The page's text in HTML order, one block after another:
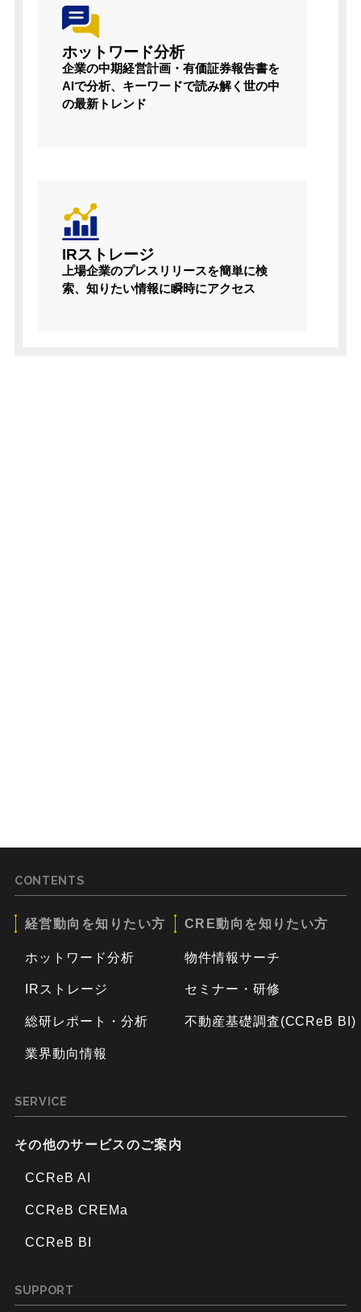
ホットワード分析
企業の中期経営計画・有価証券報告書を
AIで分析、キーワードで読み解く世の中
の最新トレンド
IRストレージ
上場企業のプレスリリースを簡単に検
索、知りたい情報に瞬時にアクセス
CONTENTS
経営動向を知りたい方
ホットワード分析
IRストレージ
総研レポート・分析
業界動向情報
CRE動向を知りたい方
物件情報サーチ
セミナー・研修
不動産基礎調査(CCReB BI)
SERVICE
その他のサービスのご案内
CCReB AI
CCReB CREMa
CCReB BI
SUPPORT